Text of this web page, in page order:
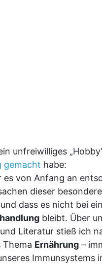
unfreiwilliges
gemacht habe:
es von Anfang an
dieser
dass es nicht bei
bleibt. Über
Literatur stieß ich
Thema Ernährung –
Immunsystems